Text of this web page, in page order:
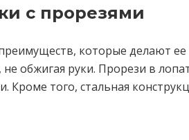
с прорезями
которые делают
обжигая руки. Прорези в
того, стальная